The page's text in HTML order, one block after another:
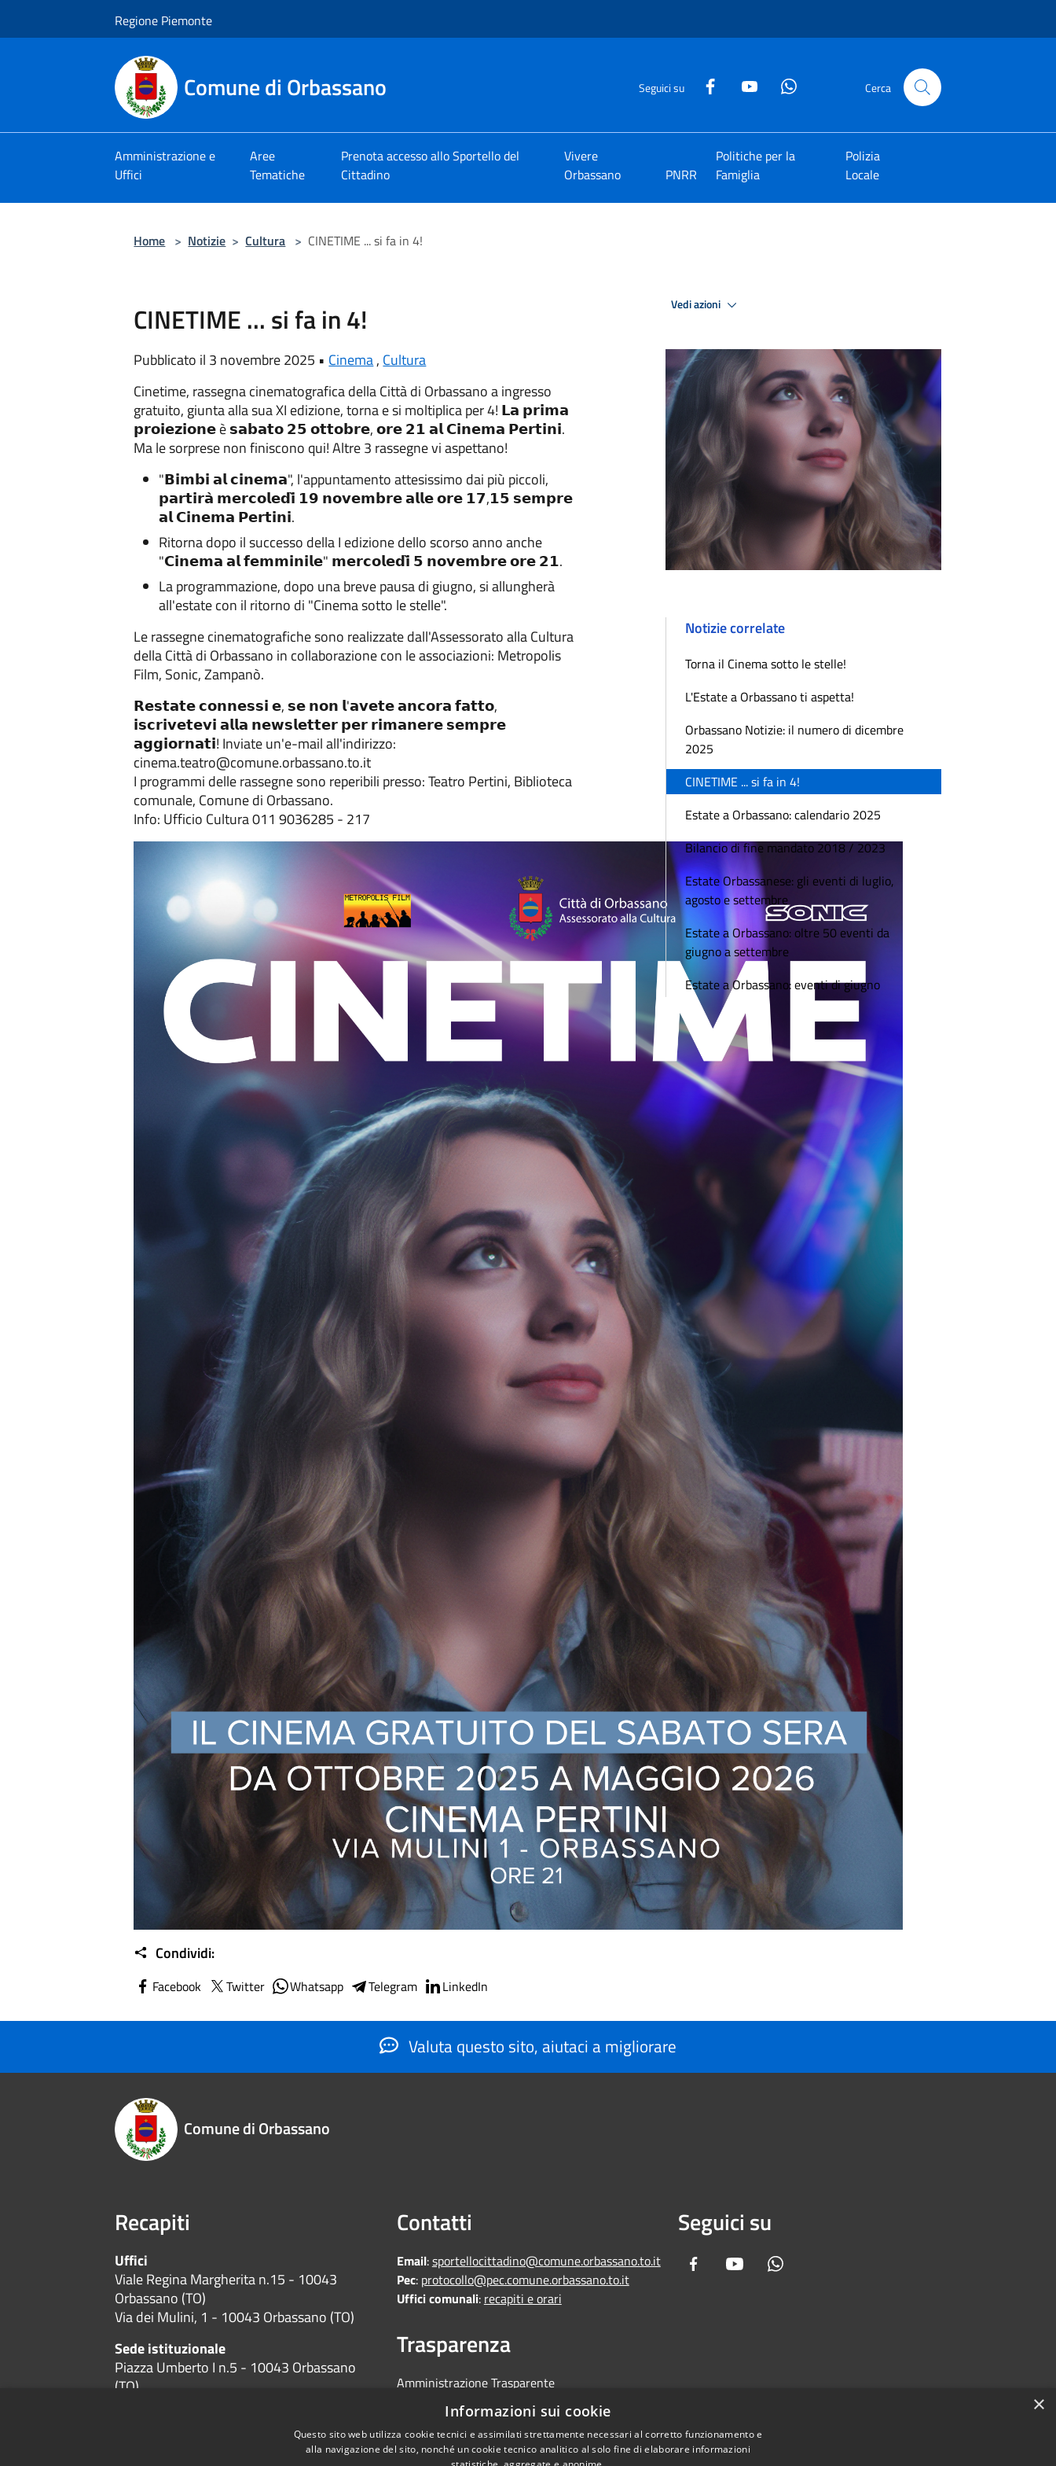
Regione Piemonte
Comune di Orbassano Seguici su Cerca
Amministrazione e
Uffici
Aree
Tematiche
Prenota accesso allo Sportello del
Cittadino
Vivere
Orbassano
PNRR
Politiche per la
Famiglia
Polizia
Locale
Home > Notizie > Cultura > CINETIME ... si fa in 4!
CINETIME ... si fa in 4!
Pubblicato il 3 novembre 2025 • Cinema, Cultura
Cinetime, rassegna cinematografica della Città di Orbassano a ingresso
gratuito, giunta alla sua XI edizione, torna e si moltiplica per 4! 𝗟𝗮 𝗽𝗿𝗶𝗺𝗮
𝗽𝗿𝗼𝗶𝗲𝘇𝗶𝗼𝗻𝗲 è 𝘀𝗮𝗯𝗮𝘁𝗼 𝟮𝟱 𝗼𝘁𝘁𝗼𝗯𝗿𝗲, 𝗼𝗿𝗲 𝟮𝟭 𝗮𝗹 𝗖𝗶𝗻𝗲𝗺𝗮 𝗣𝗲𝗿𝘁𝗶𝗻𝗶.
Ma le sorprese non finiscono qui! Altre 3 rassegne vi aspettano!
"𝗕𝗶𝗺𝗯𝗶 𝗮𝗹 𝗰𝗶𝗻𝗲𝗺𝗮", l'appuntamento attesissimo dai più piccoli,
𝗽𝗮𝗿𝘁𝗶𝗿𝗮̀ 𝗺𝗲𝗿𝗰𝗼𝗹𝗲𝗱𝗶̀ 𝟭𝟵 𝗻𝗼𝘃𝗲𝗺𝗯𝗿𝗲 𝗮𝗹𝗹𝗲 𝗼𝗿𝗲 𝟭𝟳,𝟭𝟱 𝘀𝗲𝗺𝗽𝗿𝗲
𝗮𝗹 𝗖𝗶𝗻𝗲𝗺𝗮 𝗣𝗲𝗿𝘁𝗶𝗻𝗶.
Ritorna dopo il successo della I edizione dello scorso anno anche
"𝗖𝗶𝗻𝗲𝗺𝗮 𝗮𝗹 𝗳𝗲𝗺𝗺𝗶𝗻𝗶𝗹𝗲" 𝗺𝗲𝗿𝗰𝗼𝗹𝗲𝗱𝗶̀ 𝟱 𝗻𝗼𝘃𝗲𝗺𝗯𝗿𝗲 𝗼𝗿𝗲 𝟮𝟭.
La programmazione, dopo una breve pausa di giugno, si allungherà
all'estate con il ritorno di "Cinema sotto le stelle".
Le rassegne cinematografiche sono realizzate dall'Assessorato alla Cultura
della Città di Orbassano in collaborazione con le associazioni: Metropolis
Film, Sonic, Zampanò.
𝗥𝗲𝘀𝘁𝗮𝘁𝗲 𝗰𝗼𝗻𝗻𝗲𝘀𝘀𝗶 𝗲, 𝘀𝗲 𝗻𝗼𝗻 𝗹'𝗮𝘃𝗲𝘁𝗲 𝗮𝗻𝗰𝗼𝗿𝗮 𝗳𝗮𝘁𝘁𝗼,
𝗶𝘀𝗰𝗿𝗶𝘃𝗲𝘁𝗲𝘃𝗶 𝗮𝗹𝗹𝗮 𝗻𝗲𝘄𝘀𝗹𝗲𝘁𝘁𝗲𝗿 𝗽𝗲𝗿 𝗿𝗶𝗺𝗮𝗻𝗲𝗿𝗲 𝘀𝗲𝗺𝗽𝗿𝗲
𝗮𝗴𝗴𝗶𝗼𝗿𝗻𝗮𝘁𝗶! Inviate un'e-mail all'indirizzo:
cinema.teatro@comune.orbassano.to.it
I programmi delle rassegne sono reperibili presso: Teatro Pertini, Biblioteca
comunale, Comune di Orbassano.
Info: Ufficio Cultura 011 9036285 - 217
Condividi:
Facebook Twitter Whatsapp Telegram LinkedIn
Vedi azioni
Notizie correlate
Torna il Cinema sotto le stelle!
L'Estate a Orbassano ti aspetta!
Orbassano Notizie: il numero di dicembre
2025
CINETIME ... si fa in 4!
Estate a Orbassano: calendario 2025
Bilancio di fine mandato 2018 / 2023
Estate Orbassanese: gli eventi di luglio,
agosto e settembre
Estate a Orbassano: oltre 50 eventi da
giugno a settembre
Estate a Orbassano: eventi di giugno
Valuta questo sito, aiutaci a migliorare
Comune di Orbassano
Recapiti
Uffici
Viale Regina Margherita n.15 - 10043
Orbassano (TO)
Via dei Mulini, 1 - 10043 Orbassano (TO)
Sede istituzionale
Piazza Umberto I n.5 - 10043 Orbassano
(TO)
Contatti
Email:sportellocittadino@comune.orbassano.to.it
Pec: protocollo@pec.comune.orbassano.to.it
Uffici comunali: recapiti e orari
Trasparenza
Amministrazione Trasparente
Informative Privacy
Area riservata
Segnalazioni di non conformità
Seguici su
Facebook Youtube
×
Informazioni sui cookie
Questo sito web utilizza cookie tecnici e assimilati strettamente necessari al corretto funzionamento e
alla navigazione del sito, nonché un cookie tecnico analitico al solo fine di elaborare informazioni